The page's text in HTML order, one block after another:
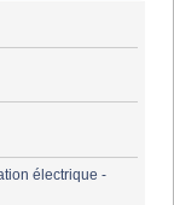
électrique -